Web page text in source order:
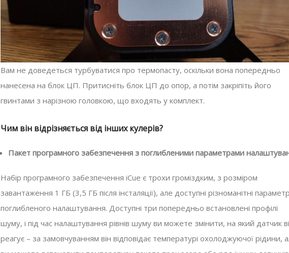
Вам не доведеться турбуватися про термопасту, оскільки вона попередньо
нанесена на блок ЦП. Притисніть блок ЦП до опор, а потім закріпіть його
гвинтами з нарізною головкою, що входять у комплект.
Чим він відрізняється від інших кулерів?
Пакет програмного забезпечення з поглибленими параметрами
Набір програмного забезпечення iCue є трохи громіздким, з розміром
завантаження 1 ГБ (3,5 ГБ після інсталяції), але доступні різноманітні
поглибленого налаштування. Доступні три попередньо встановлені профілі
шуму, і під час налаштування рівнів шуму ви можете змінити, на який датчик
реагує – за замовчуванням він відповідає температурі охолоджуючої рідини,